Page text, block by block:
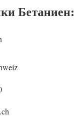
Бетаниен: